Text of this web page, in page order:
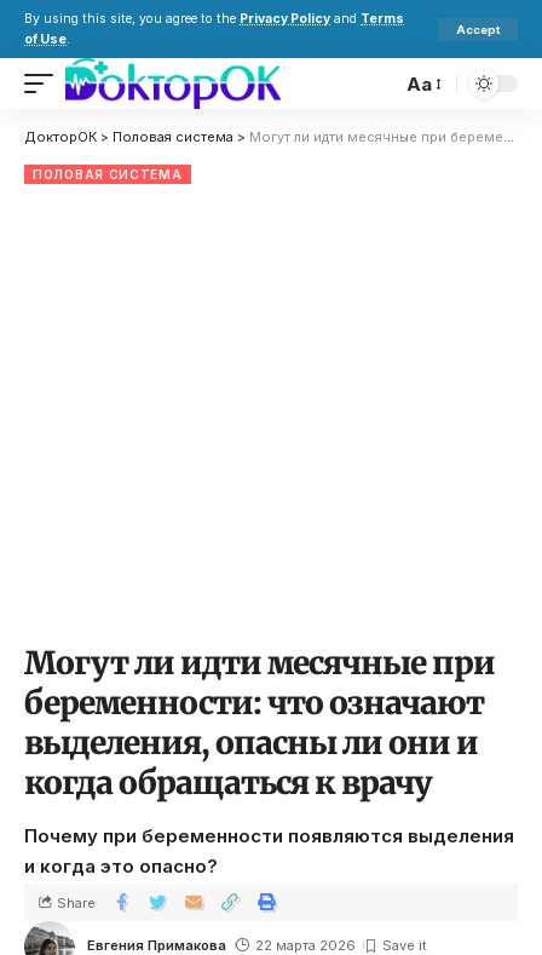
By using this site, you agree to the Privacy Policy and Terms
of Use.
Accept
Aa
ДокторОК > Половая система > Могут ли идти месячные при беременности: что означают выделения, опасны ли они и когда обращаться к врачу
ПОЛОВАЯ СИСТЕМА
Могут ли идти месячные при
беременности: что означают
выделения, опасны ли они и
когда обращаться к врачу
Почему при беременности появляются выделения
и когда это опасно?
Евгения Примакова 22 марта 2026
Share